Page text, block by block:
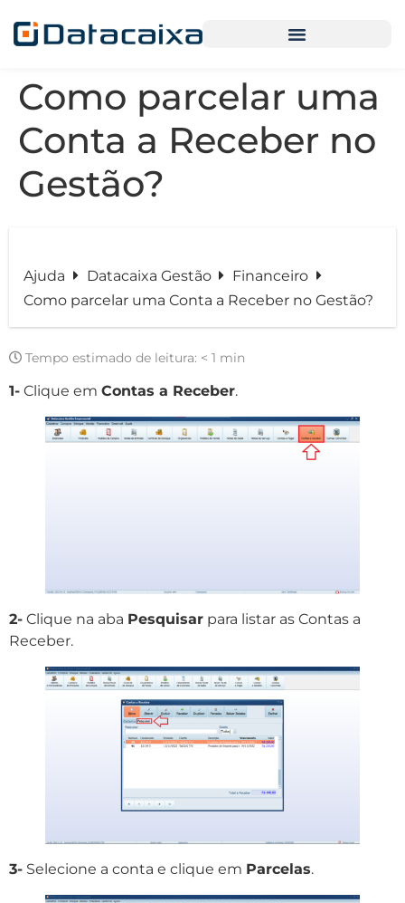
Como parcelar uma
Conta a Receber no
Gestão?
Ajuda Datacaixa Gestão
Financeiro
Como parcelar uma Conta a Receber no Gestão?
Tempo estimado de leitura: < 1 min
1- Clique em Contas a Receber.
2- Clique na aba Pesquisar para listar as Contas a
Receber.
3- Selecione a conta e clique em Parcelas.